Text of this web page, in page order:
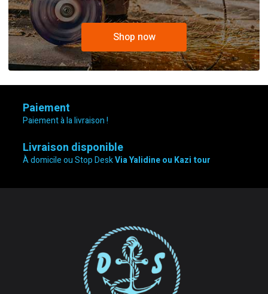
Shop now
Paiement
Paiement à la livraison !
Livraison disponible
À domicile ou Stop DeskVia Yalidine ou Kazi tour